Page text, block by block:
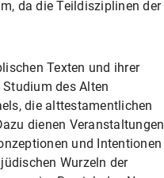
da die Teildisziplinen der
Texten und ihrer
des Alten
die alttestamentlichen
dienen Veranstaltungen
und Intentionen
Wurzeln der